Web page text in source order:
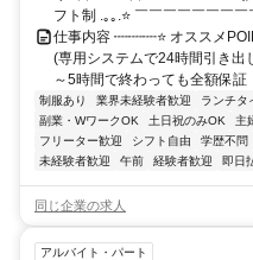
フト制 .｡｡.⭐ ￣￣￣￣￣￣￣￣
仕事内容 ┉┉┉⭐ オススメ
(専用システムで24時間引き出
～5時間で終わっても全額保証
制服あり 業界未経験者歓迎 ランチタ
副業・WワークOK
土日祝のみOK 主
フリーター歓迎
シフト自由 学歴不問
未経験者歓迎
午前 経験者歓迎 即日
同じ企業の求人
アルバイト・パート